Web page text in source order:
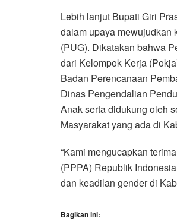
Lebih lanjut Bupati Giri
dalam upaya mewujudkan
(PUG). Dikatakan bahwa
dari Kelompok Kerja
Badan Perencanaan
Dinas Pengendalian
Anak serta didukung oleh
Masyarakat yang ada di
“Kami mengucapkan
(PPPA) Republik
dan keadilan gender di
Bagikan ini: